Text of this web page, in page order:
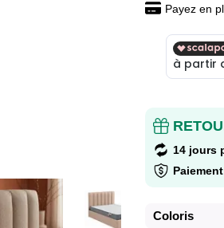
Payez en
14 jours
Coloris